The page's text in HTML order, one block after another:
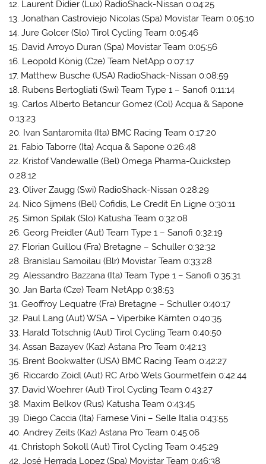
12. Laurent Didier (Lux) RadioShack-Nissan 0:04:25
13. Jonathan Castroviejo Nicolas (Spa) Movistar Team 0:05:10
14. Jure Golcer (Slo) Tirol Cycling Team 0:05:46
15. David Arroyo Duran (Spa) Movistar Team 0:05:56
16. Leopold König (Cze) Team NetApp 0:07:17
17. Matthew Busche (USA) RadioShack-Nissan 0:08:59
18. Rubens Bertogliati (Swi) Team Type 1 – Sanofi 0:11:14
19. Carlos Alberto Betancur Gomez (Col) Acqua & Sapone
0:13:23
20. Ivan Santaromita (Ita) BMC Racing Team 0:17:20
21. Fabio Taborre (Ita) Acqua & Sapone 0:26:48
22. Kristof Vandewalle (Bel) Omega Pharma-Quickstep
0:28:12
23. Oliver Zaugg (Swi) RadioShack-Nissan 0:28:29
24. Nico Sijmens (Bel) Cofidis, Le Credit En Ligne 0:30:11
25. Simon Spilak (Slo) Katusha Team 0:32:08
26. Georg Preidler (Aut) Team Type 1 – Sanofi 0:32:19
27. Florian Guillou (Fra) Bretagne – Schuller 0:32:32
28. Branislau Samoilau (Blr) Movistar Team 0:33:28
29. Alessandro Bazzana (Ita) Team Type 1 – Sanofi 0:35:31
30. Jan Barta (Cze) Team NetApp 0:38:53
31. Geoffroy Lequatre (Fra) Bretagne – Schuller 0:40:17
32. Paul Lang (Aut) WSA – Viperbike Kärnten 0:40:35
33. Harald Totschnig (Aut) Tirol Cycling Team 0:40:50
34. Assan Bazayev (Kaz) Astana Pro Team 0:42:13
35. Brent Bookwalter (USA) BMC Racing Team 0:42:27
36. Riccardo Zoidl (Aut) RC Arbö Wels Gourmetfein 0:42:44
37. David Woehrer (Aut) Tirol Cycling Team 0:43:27
38. Maxim Belkov (Rus) Katusha Team 0:43:45
39. Diego Caccia (Ita) Farnese Vini – Selle Italia 0:43:55
40. Andrey Zeits (Kaz) Astana Pro Team 0:45:06
41. Christoph Sokoll (Aut) Tirol Cycling Team 0:45:29
42. José Herrada Lopez (Spa) Movistar Team 0:46:38